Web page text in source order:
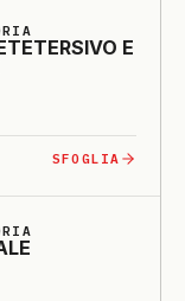
E
SFOGLIA